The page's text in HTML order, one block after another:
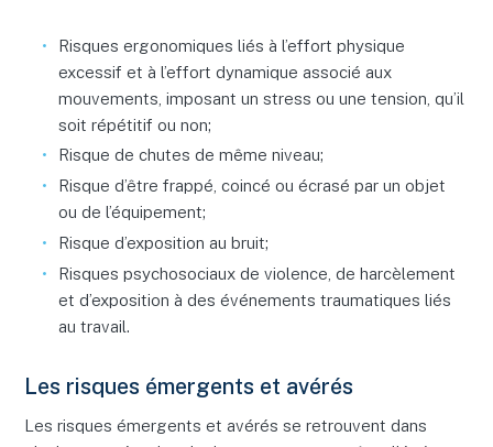
Risques ergonomiques liés à l’effort physique
excessif et à l’effort dynamique associé aux
mouvements, imposant un stress ou une tension, qu’il
soit répétitif ou non;
Risque de chutes de même niveau;
Risque d’être frappé, coincé ou écrasé par un objet
ou de l’équipement;
Risque d’exposition au bruit;
Risques psychosociaux de violence, de harcèlement
et d’exposition à des événements traumatiques liés
au travail.
Les risques émergents et avérés
Les risques émergents et avérés se retrouvent dans